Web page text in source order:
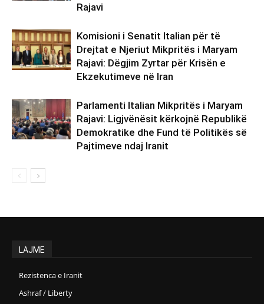
Rajavi
Komisioni i Senatit Italian për të
Drejtat e Njeriut Mikpritës i Maryam
Rajavi: Dëgjim Zyrtar për Krisën e
Ekzekutimeve në Iran
Parlamenti Italian Mikpritës i Maryam
Rajavi: Ligjvënësit kërkojnë Republikë
Demokratike dhe Fund të Politikës së
Pajtimeve ndaj Iranit
LAJME
Rezistenca e Iranit
Ashraf / Liberty